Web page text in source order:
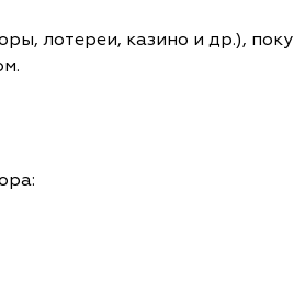
лотереи, казино и др.),